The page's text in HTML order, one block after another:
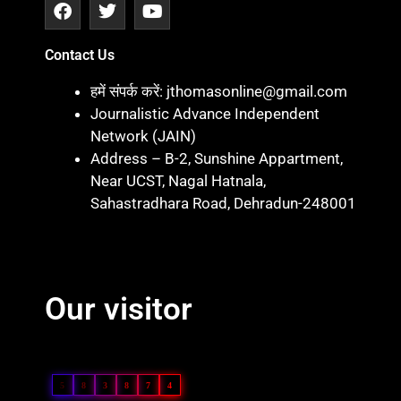
Contact Us
हमें संपर्क करें: jthomasonline@gmail.com
Journalistic Advance Independent
Network (JAIN)
Address – B-2, Sunshine Appartment,
Near UCST, Nagal Hatnala,
Sahastradhara Road, Dehradun-248001
Our visitor
5 8 3 8 7 4